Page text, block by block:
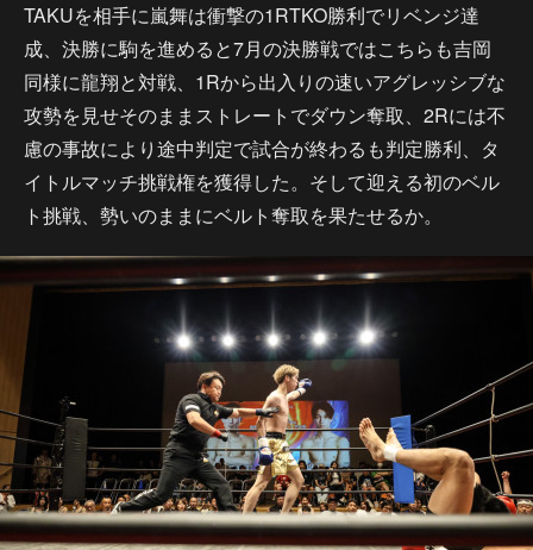
TAKUを相手に嵐舞は衝撃の1RTKO勝利でリベンジ達
成、決勝に駒を進めると7月の決勝戦ではこちらも吉岡
同様に龍翔と対戦、1Rから出入りの速いアグレッシブな
攻勢を見せそのままストレートでダウン奪取、2Rには不
慮の事故により途中判定で試合が終わるも判定勝利、タ
イトルマッチ挑戦権を獲得した。そして迎える初のベル
ト挑戦、勢いのままにベルト奪取を果たせるか。